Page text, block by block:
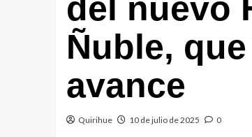
del nuevo
Ñuble,
avance
Quirihue 10 de julio de 2025 0